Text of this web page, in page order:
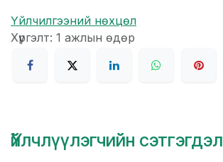
Үйлчилгээний нөхцөл
Хүргэлт: 1 ажлын өдөр
Үйлчлүүлэгчийн сэтгэгдэл